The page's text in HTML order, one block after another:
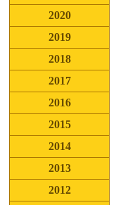
2020
2019
2018
2017
2016
2015
2014
2013
2012